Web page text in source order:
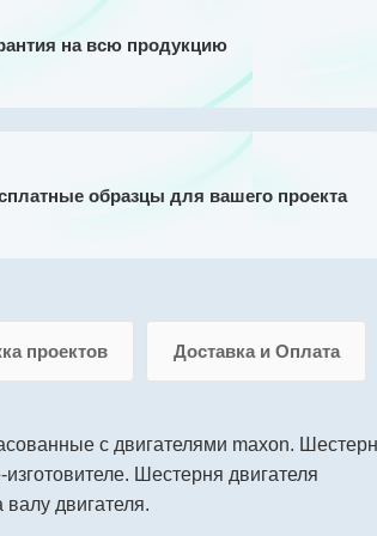
на всю продукцию
образцы для вашего проекта
проектов Доставка и Оплата
с двигателями maxon.
Шестерня двигателя
двигателя.